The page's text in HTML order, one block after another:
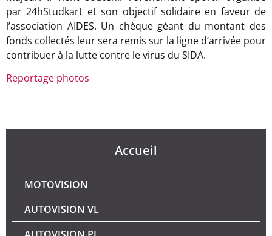
Accueil
MOTOVISION
AUTOVISION VL
par 24hStudkart et son objectif solidaire en faveur de
l’association AIDES. Un chèque géant du montant des
fonds collectés leur sera remis sur la ligne d’arrivée pour
contribuer à la lutte contre le virus du SIDA.
Reportage photos